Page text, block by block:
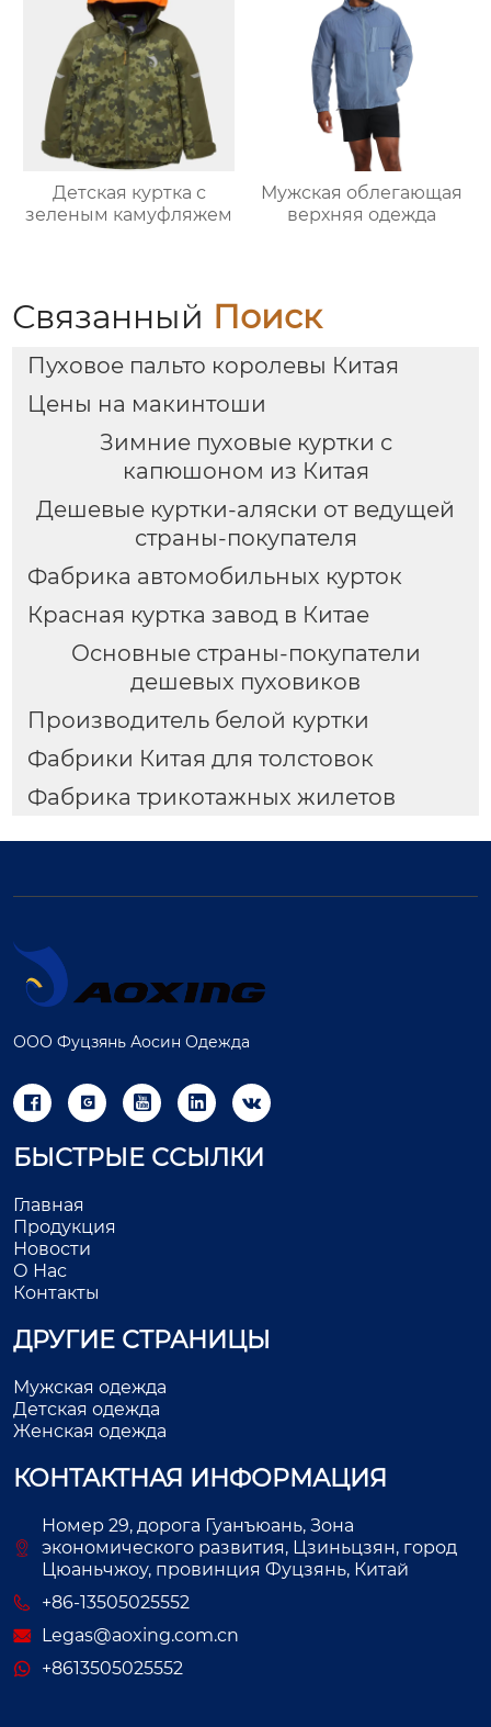
Детская куртка с
зеленым камуфляжем
Мужская облегающая
верхняя одежда
Связанный Поиск
Пуховое пальто королевы Китая
Цены на макинтоши
Зимние пуховые куртки с
капюшоном из Китая
Дешевые куртки-аляски от ведущей
страны-покупателя
Фабрика автомобильных курток
Красная куртка завод в Китае
Основные страны-покупатели
дешевых пуховиков
Производитель белой куртки
Фабрики Китая для толстовок
Фабрика трикотажных жилетов
ООО Фуцзянь Аосин Одежда
    
БЫСТРЫЕ ССЫЛКИ
Главная
Продукция
Новости
О Нас
Контакты
ДРУГИЕ СТРАНИЦЫ
Мужская одежда
Детская одежда
Женская одежда
КОНТАКТНАЯ ИНФОРМАЦИЯ
Номер 29, дорога Гуанъюань, Зона
экономического развития, Цзиньцзян, город
Цюаньчжоу, провинция Фуцзянь, Китай
+86-13505025552
Legas@aoxing.com.cn
+8613505025552